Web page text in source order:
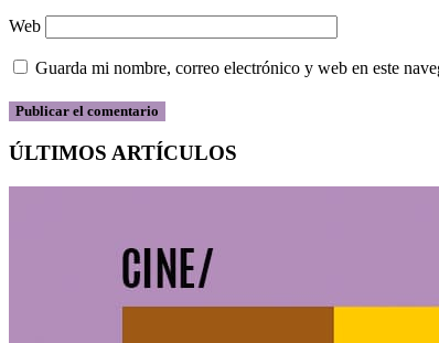
Web
Guarda mi nombre, correo electrónico y web en este
ÚLTIMOS ARTÍCULOS